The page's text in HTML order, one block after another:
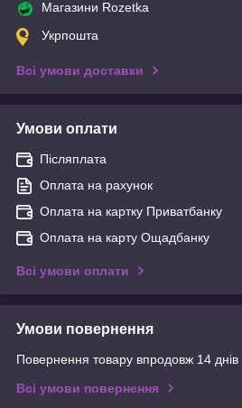
Магазини Rozetka
Укрпошта
Всі умови доставки
Умови оплати
Післяплата
Оплата на рахунок
Оплата на картку Приватбанку
Оплата на карту Ощадбанку
Всі умови оплати
Умови повернення
Повернення товару впродовж 14 днів
Всі умови повернення